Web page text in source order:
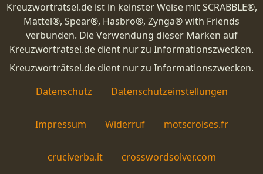
Kreuzworträtsel.de ist in keinster Weise mit SCRABBLE®,
Mattel®, Spear®, Hasbro®, Zynga® with Friends
verbunden. Die Verwendung dieser Marken auf
Kreuzworträtsel.de dient nur zu Informationszwecken.
Kreuzworträtsel.de dient nur zu Informationszwecken.
Datenschutz
Datenschutzeinstellungen
Impressum Widerruf motscroises.fr
cruciverba.it crosswordsolver.com